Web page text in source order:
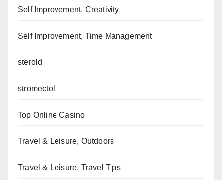
Self Improvement, Creativity
Self Improvement, Time Management
steroid
stromectol
Top Online Casino
Travel & Leisure, Outdoors
Travel & Leisure, Travel Tips